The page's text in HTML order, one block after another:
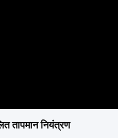
तापमान नियंत्रण